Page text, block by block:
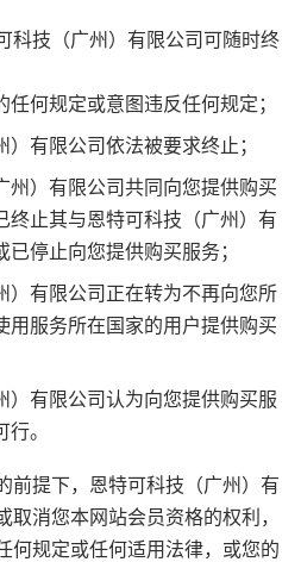
科技（广州）有限公司可随时终
何规定或意图违反任何规定；
有限公司依法被要求终止；
州）有限公司共同向您提供购买
终止其与恩特可科技（广州）有
停止向您提供购买服务；
）有限公司正在转为不再向您所
用服务所在国家的用户提供购买
）有限公司认为向您提供购买服
。
前提下，恩特可科技（广州）有
取消您本网站会员资格的权利，
何规定或任何适用法律，或您的